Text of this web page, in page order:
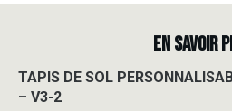
X
200
EN SAVOIR
TAPIS DE SOL
– V3-2